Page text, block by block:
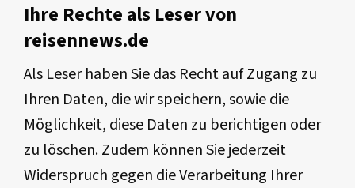
Ihre Rechte als Leser von
reisennews.de
Als Leser haben Sie das Recht auf Zugang zu
Ihren Daten, die wir speichern, sowie die
Möglichkeit, diese Daten zu berichtigen oder
zu löschen. Zudem können Sie jederzeit
Widerspruch gegen die Verarbeitung Ihrer